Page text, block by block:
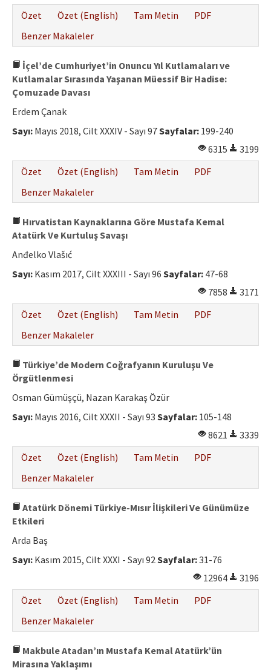
Özet
Özet (English) Tam Metin
PDF
Benzer Makaleler
İçel’de Cumhuriyet’in Onuncu Yıl Kutlamaları ve
Kutlamalar Sırasında Yaşanan Müessif Bir Hadise:
Çomuzade Davası
Erdem Çanak
Sayı: Mayıs 2018, Cilt XXXIV - Sayı 97Sayfalar: 199-240
6315
3199
Özet
Özet (English) Tam Metin
PDF
Benzer Makaleler
Hırvatistan Kaynaklarına Göre Mustafa Kemal
Atatürk Ve Kurtuluş Savaşı
Anđelko Vlašıć
Sayı: Kasım 2017, Cilt XXXIII - Sayı 96 Sayfalar: 47-68
7858
3171
Özet
Özet (English) Tam Metin
PDF
Benzer Makaleler
Türkiye’de Modern Coğrafyanın Kuruluşu Ve
Örgütlenmesi
Osman Gümüşçü, Nazan Karakaş Özür
Sayı: Mayıs 2016, Cilt XXXII - Sayı 93 Sayfalar: 105-148
8621
3339
Özet
Özet (English) Tam Metin
PDF
Benzer Makaleler
Atatürk Dönemi Türkiye-Mısır İlişkileri Ve Günümüze
Etkileri
Arda Baş
Sayı: Kasım 2015, Cilt XXXI - Sayı 92Sayfalar:31-76
12964
3196
Özet
Özet (English) Tam Metin
PDF
Benzer Makaleler
Makbule Atadan’ın Mustafa Kemal Atatürk’ün
Mirasına Yaklaşımı